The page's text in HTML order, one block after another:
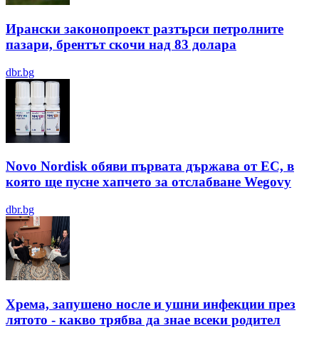
Ирански законопроект разтърси петролните
пазари, брентът скочи над 83 долара
dbr.bg
Novo Nordisk обяви първата държава от ЕС, в
която ще пусне хапчето за отслабване Wegovy
dbr.bg
Хрема, запушено носле и ушни инфекции през
лятотo - какво трябва да знае всеки родител